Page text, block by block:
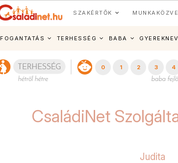
SZAKÉRTŐK
FOGANTATÁS TERHESSÉG BABA
0 1 2 3 4
CsaládiNet
Judita